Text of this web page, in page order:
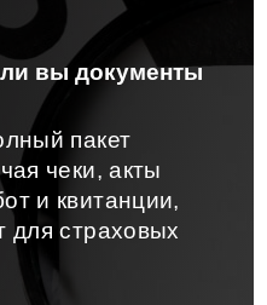
вы документы
пакет
чеки, акты
и квитанции,
для страховых